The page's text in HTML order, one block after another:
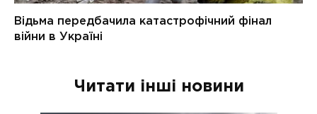
Читати інші новини